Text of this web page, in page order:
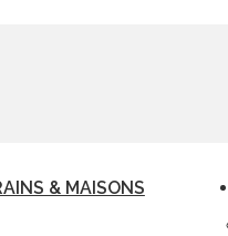
& MAISONS